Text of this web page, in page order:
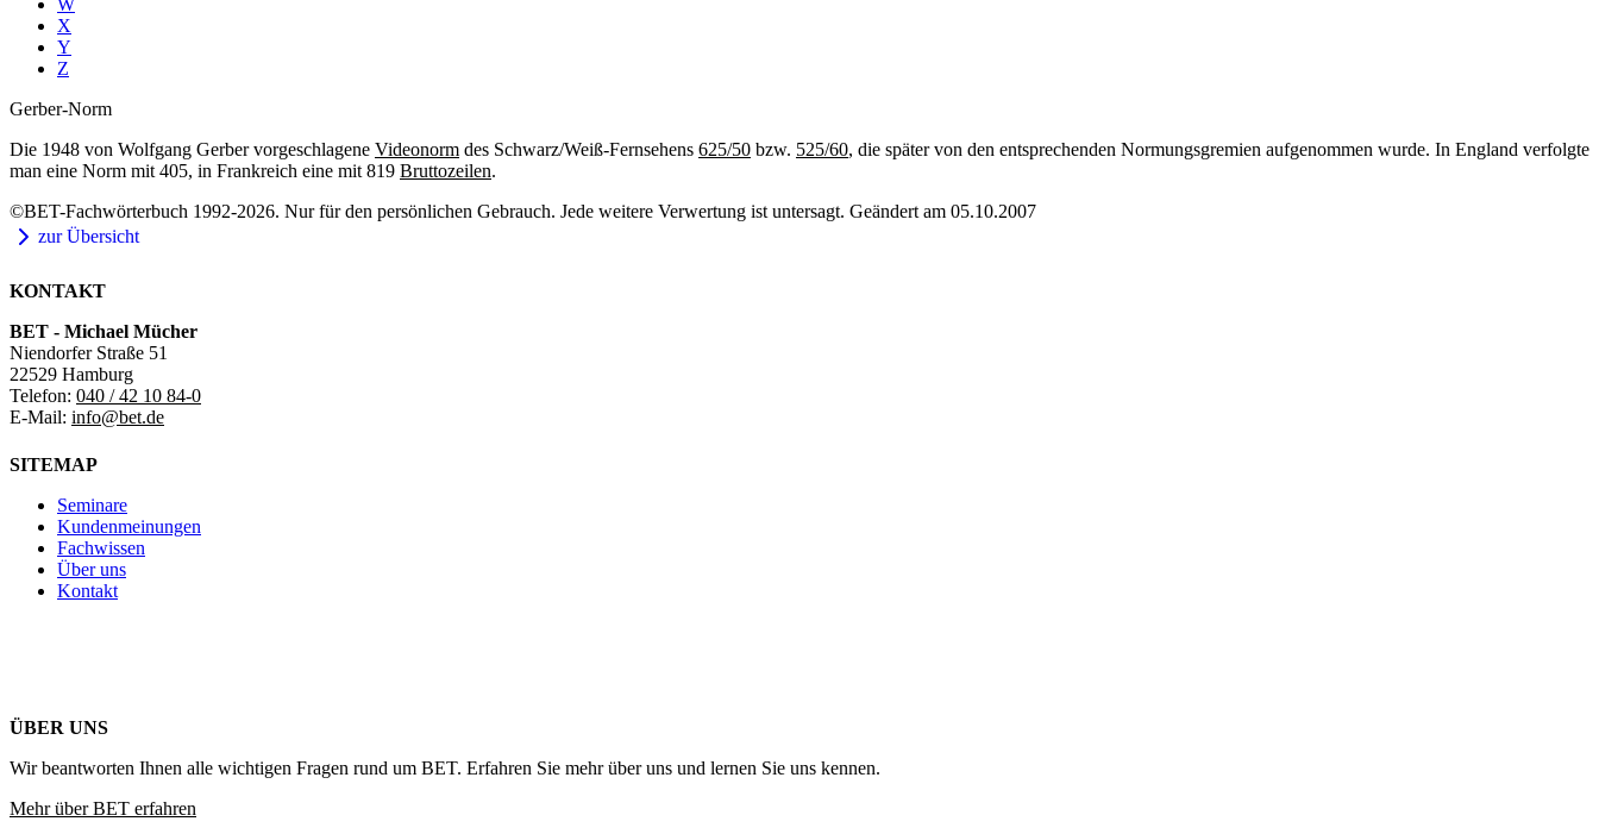
W
X
Y
Z
Gerber-Norm
Die 1948 von Wolfgang Gerber vorgeschlagene Videonorm des Schwarz/Weiß-Fernsehens 625/50 bzw. 525/60, die später von den entsprechenden Normungsgremien aufgenommen wurde. In England verfolgte
man eine Norm mit 405, in Frankreich eine mit 819 Bruttozeilen.
©BET-Fachwörterbuch 1992-2026. Nur für den persönlichen Gebrauch. Jede weitere Verwertung ist untersagt. Geändert am 05.10.2007
zur Übersicht
KONTAKT
BET - Michael Mücher
Niendorfer Straße 51
22529 Hamburg
Telefon: 040 / 42 10 84-0
E-Mail: info@bet.de
SITEMAP
Seminare
Kundenmeinungen
Fachwissen
Über uns
Kontakt
ÜBER UNS
Wir beantworten Ihnen alle wichtigen Fragen rund um BET. Erfahren Sie mehr über uns und lernen Sie uns kennen.
Mehr über BET erfahren